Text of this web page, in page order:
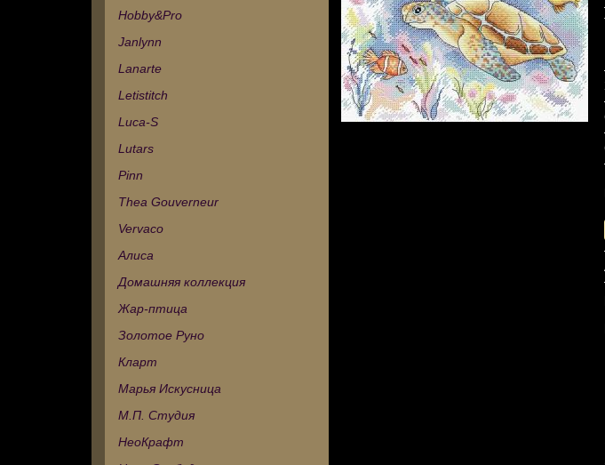
Hobby&Pro
Janlynn
Lanarte
Letistitch
Luca-S
Lutars
Pinn
Thea Gouverneur
Vervaco
Алиса
Домашняя коллекция
Жар-птица
Золотое Руно
Кларт
Марья Искусница
М.П. Студия
НеоКрафт